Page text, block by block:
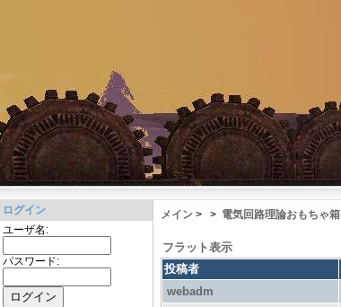
ログイン
ユーザ名:
パスワード:
メイン > > 電気回路理論おもちゃ箱
フラット表示
投稿者
webadm